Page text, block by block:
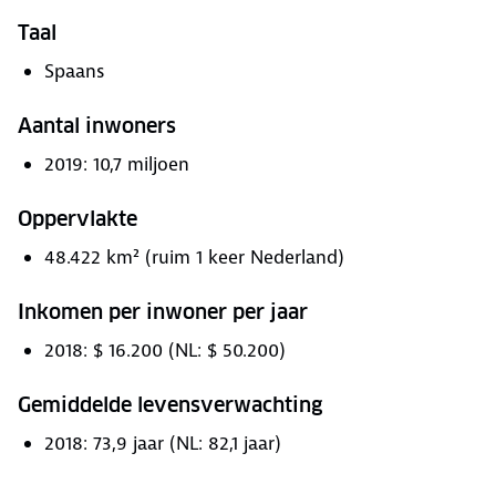
Taal
Spaans
Aantal inwoners
2019: 10,7 miljoen
Oppervlakte
48.422 km² (ruim 1 keer Nederland)
Inkomen per inwoner per jaar
2018: $ 16.200 (NL: $ 50.200)
Gemiddelde levensverwachting
2018: 73,9 jaar (NL: 82,1 jaar)